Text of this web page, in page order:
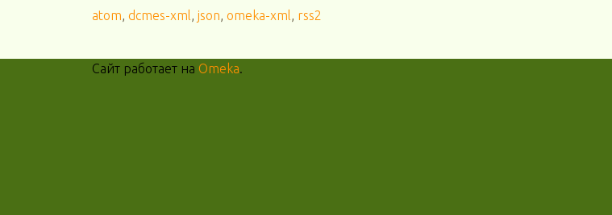
atom, dcmes-xml, json, omeka-xml, rss2
Сайт работает на Omeka.